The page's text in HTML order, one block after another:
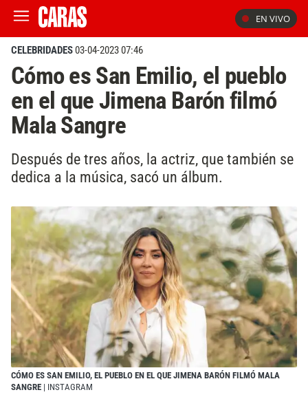
EN VIVO
CELEBRIDADES03-04-2023 07:46
Cómo es San Emilio, el pueblo
en el que Jimena Barón filmó
Mala Sangre
Después de tres años, la actriz, que también se
dedica a la música, sacó un álbum.
CÓMO ES SAN EMILIO, EL PUEBLO EN EL QUE JIMENA BARÓN FILMÓ MALA
SANGRE | INSTAGRAM